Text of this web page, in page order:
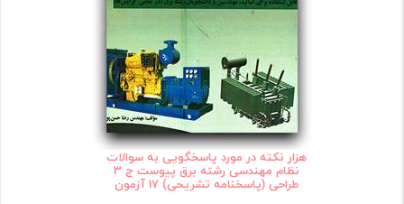
هزار نکته در مورد پاسخگویی به سوالات
نظام مهندسی رشته برق پیوست ج 3
طراحی (پاسخنامه تشریحی) 17 آزمون